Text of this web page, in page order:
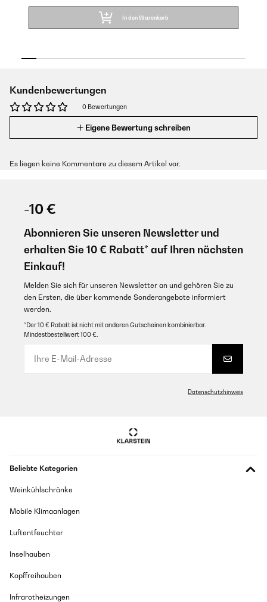
In den Warenkorb
Kundenbewertungen
0 Bewertungen
Eigene Bewertung schreiben
Es liegen keine Kommentare zu diesem Artikel vor.
-10 €
Abonnieren Sie unseren Newsletter und
erhalten Sie 10 € Rabatt* auf Ihren nächsten
Einkauf!
Melden Sie sich für unseren Newsletter an und gehören Sie zu
den Ersten, die über kommende Sonderangebote informiert
werden.
*Der 10 € Rabatt ist nicht mit anderen Gutscheinen kombinierbar.
Mindestbestellwert 100 €.
Datenschutzhinweis
Beliebte Kategorien
Weinkühlschränke
Mobile Klimaanlagen
Luftentfeuchter
Inselhauben
Kopffreihauben
Infrarotheizungen